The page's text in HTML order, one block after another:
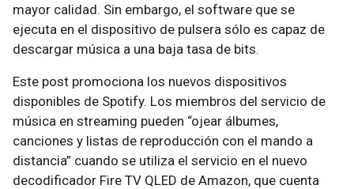
mayor calidad. Sin embargo, el software que se
ejecuta en el dispositivo de pulsera sólo es capaz de
descargar música a una baja tasa de bits.
Este post promociona los nuevos dispositivos
disponibles de Spotify. Los miembros del servicio de
música en streaming pueden “ojear álbumes,
canciones y listas de reproducción con el mando a
distancia” cuando se utiliza el servicio en el nuevo
decodificador Fire TV QLED de Amazon, que cuenta